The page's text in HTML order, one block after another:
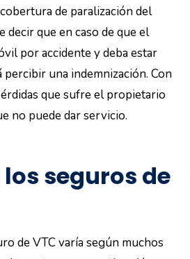
de paralización del
decir que en caso de que el
por accidente y deba estar
una indemnización. Con
que sufre el propietario
no puede dar servicio.
los seguros de
de VTC varía según muchos